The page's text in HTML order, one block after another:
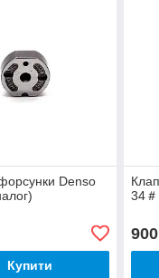
Denso
Купити
34
900